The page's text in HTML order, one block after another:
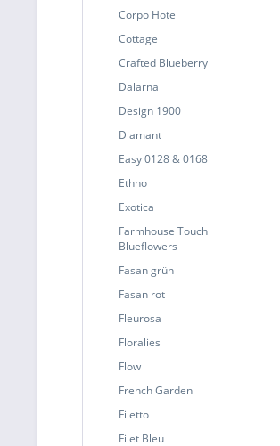
Corpo Hotel
Cottage
Crafted Blueberry
Dalarna
Design 1900
Diamant
Easy 0128 & 0168
Ethno
Exotica
Farmhouse Touch
Blueflowers
Fasan grün
Fasan rot
Fleurosa
Floralies
Flow
French Garden
Filetto
Filet Bleu